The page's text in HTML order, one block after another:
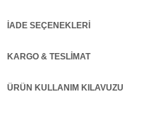
İADE SEÇENEKLERI
KARGO & TESLIMAT
ÜRÜN KULLANIM KILAVUZU